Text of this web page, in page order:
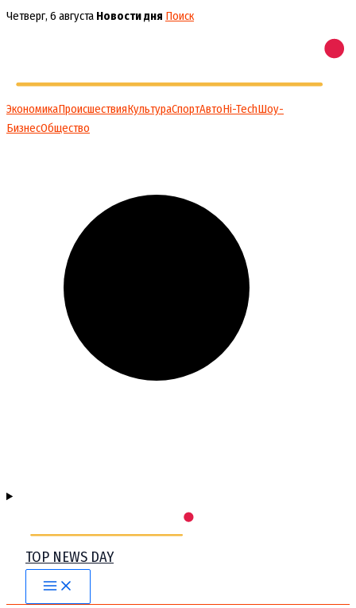
Перейти
Четверг, 6 августа Новости дня Поиск
ЭкономикаПроисшествияКультураСпортАвтоHi-TechШоу-
БизнесОбщество
TOP NEWS DAY
Main
Menu